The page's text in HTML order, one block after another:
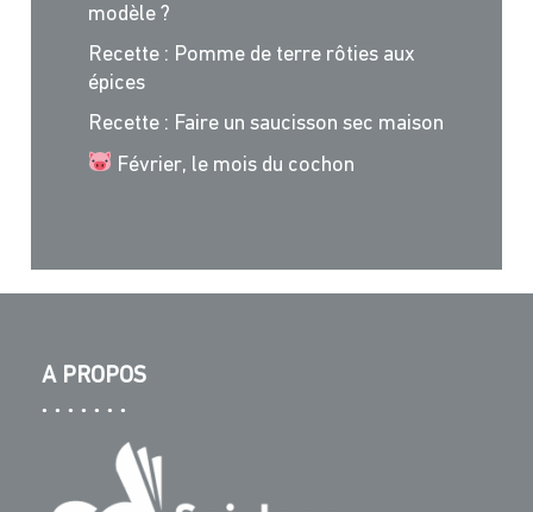
modèle ?
Recette : Pomme de terre rôties aux
épices
Recette : Faire un saucisson sec maison
Février, le mois du cochon
A PROPOS